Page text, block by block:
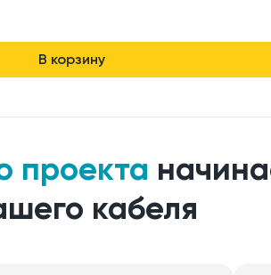
В корзину
проекта
кабеля